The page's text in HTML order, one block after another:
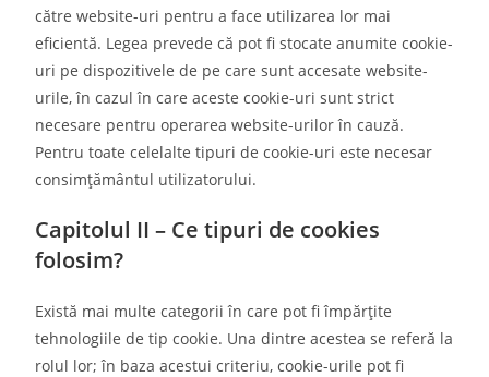
către website-uri pentru a face utilizarea lor mai
eficientă. Legea prevede că pot fi stocate anumite cookie-
uri pe dispozitivele de pe care sunt accesate website-
urile, în cazul în care aceste cookie-uri sunt strict
necesare pentru operarea website-urilor în cauză.
Pentru toate celelalte tipuri de cookie-uri este necesar
consimțământul utilizatorului.
Capitolul II – Ce tipuri de cookies
folosim?
Există mai multe categorii în care pot fi împărțite
tehnologiile de tip cookie. Una dintre acestea se referă la
rolul lor; în baza acestui criteriu, cookie-urile pot fi